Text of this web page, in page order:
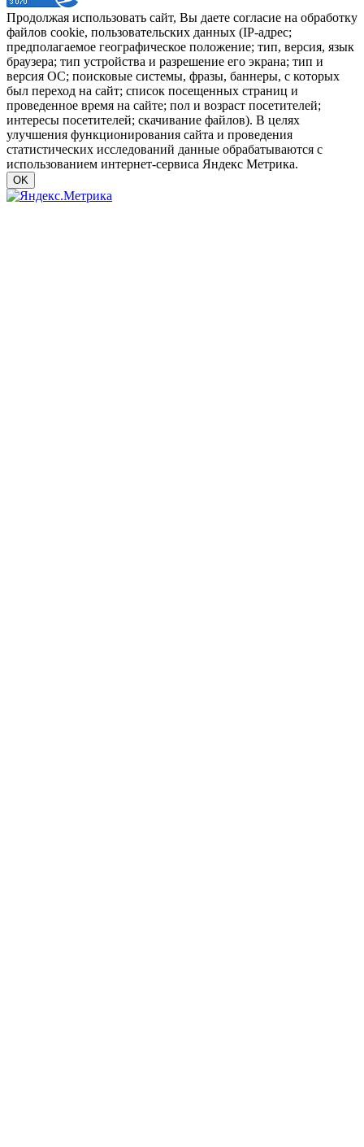
Продолжая использовать сайт, Вы даете согласие на обработку
файлов cookie, пользовательских данных (IP-адрес;
предполагаемое географическое положение; тип, версия, язык
браузера; тип устройства и разрешение его экрана; тип и
версия ОС; поисковые системы, фразы, баннеры, с которых
был переход на сайт; список посещенных страниц и
проведенное время на сайте; пол и возраст посетителей;
интересы посетителей; скачивание файлов). В целях
улучшения функционирования сайта и проведения
статистических исследований данные обрабатываются с
использованием интернет-сервиса Яндекс Метрика.
OK